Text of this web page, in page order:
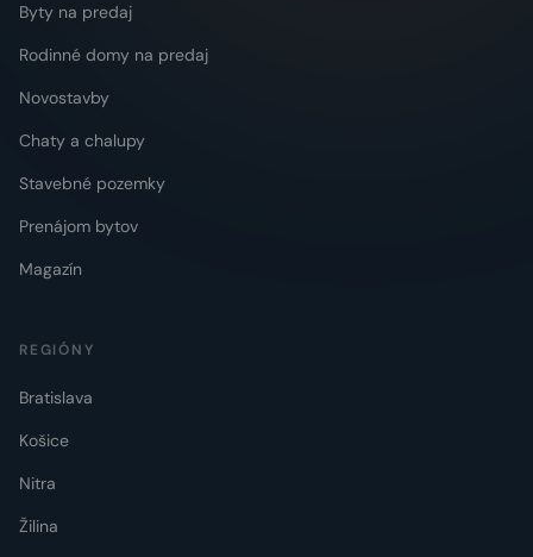
Byty na predaj
Rodinné domy na predaj
Novostavby
Chaty a chalupy
Stavebné pozemky
Prenájom bytov
Magazín
REGIÓNY
Bratislava
Košice
Nitra
Žilina